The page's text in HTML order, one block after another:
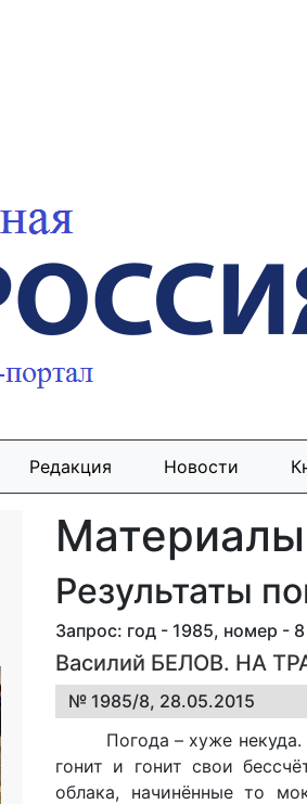
Редакция Новости
Результаты
Запрос: год - 1985, номер - 8
Василий БЕЛОВ. НА
№ 1985/8, 28.05.2015
Погода – хуже
гонит и гонит свои
облака, начинённые то